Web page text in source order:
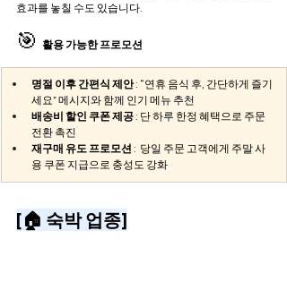
효과를 놓칠 수도 있습니다.
🎯 활용 가능한 프로모션
명절 이후 간편식 제안 : “연휴 음식 후, 간단하게 즐기
세요” 메시지와 함께 인기 메뉴 추천
배송비 할인 쿠폰 제공 : 단 하루 한정 혜택으로 주문
전환 촉진
재구매 유도 프로모션 :  당일 주문 고객에게 주말 사
용 쿠폰 지급으로 충성도 강화
[🏠 숙박 업종]